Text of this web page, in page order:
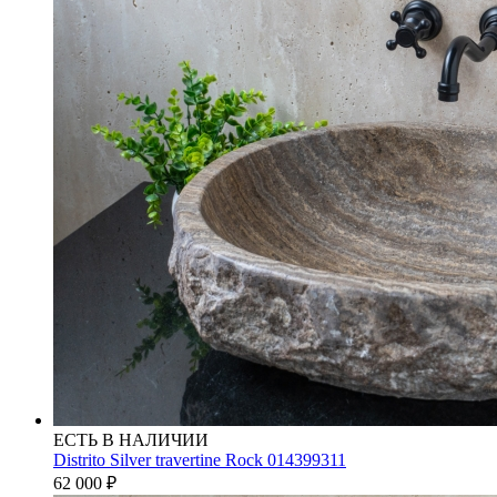
ЕСТЬ В НАЛИЧИИ
Distrito Silver travertine Rock 014399311
62 000 ₽